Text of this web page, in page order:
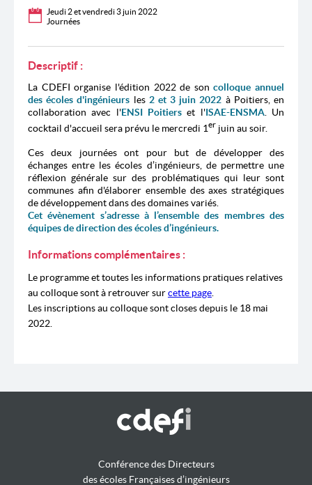
Jeudi 2 et vendredi 3 juin 2022
Journées
Descriptif :
La CDEFI organise l'édition 2022 de soncolloque annuel
des écoles d'ingénieurs les 2 et 3 juin 2022 à Poitiers, en
collaboration avec l'ENSI Poitiers et l'ISAE-ENSMA. Un
cocktail d'accueil sera prévu le mercredi 1er juin au soir.
Ces deux journées ont pour but de développer des
échanges entre les écoles d’ingénieurs, de permettre une
réflexion générale sur des problématiques qui leur sont
communes afin d'élaborer ensemble des axes stratégiques
de développement dans des domaines variés.
Cet évènement s’adresse à l’ensemble des membres des
équipes de direction des écoles d’ingénieurs.
Informations complémentaires :
Le programme et toutes les informations pratiques relatives
au colloque sont à retrouver surcette page
Les inscriptions au colloque sont closes depuis le 18 mai
2022.
Conférence des Directeurs
des écoles Françaises d’ingénieurs